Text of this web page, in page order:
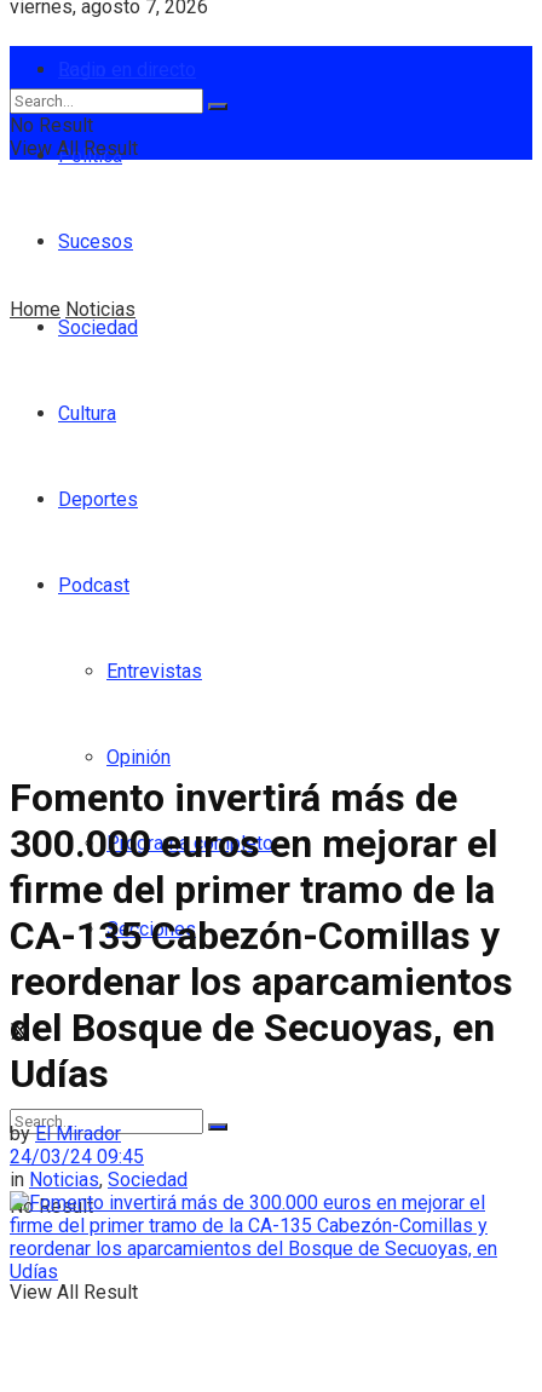
viernes, agosto 7, 2026
Política
Sucesos
Sociedad
Cultura
Deportes
Podcast
Entrevistas
Opinión
Programa completo
Secciones
No Result
View All Result
No Result
View All Result
Home Noticias
Fomento invertirá más de
300.000 euros en mejorar el
firme del primer tramo de la
CA-135 Cabezón-Comillas y
reordenar los aparcamientos
del Bosque de Secuoyas, en
Udías
by El Mirador
24/03/24 09:45
in Noticias, Sociedad